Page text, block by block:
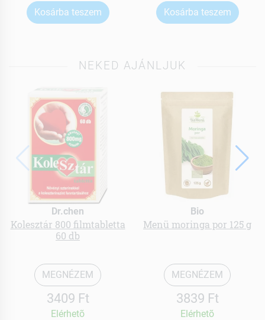
Kosárba teszem Kosárba teszem
NEKED AJÁNLJUK
Dr.chen
Kolesztár 800 filmtabletta
60 db
MEGNÉZEM
3409 Ft
Elérhetõ
Bio
Menü moringa por 125 g
MEGNÉZEM
3839 Ft
Elérhetõ